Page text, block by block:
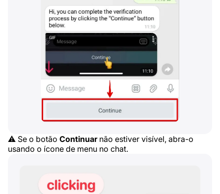
⚠️ Se o botão Continuarnão estiver visível, abra-o
usando o ícone de menu no chat.